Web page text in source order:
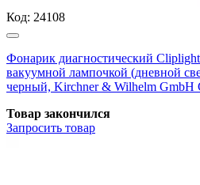
Код: 24108
Фонарик диагностический
вакуумной лампочкой (дневной
черный, Kirchner & Wilhelm
Товар закончился
Запросить товар